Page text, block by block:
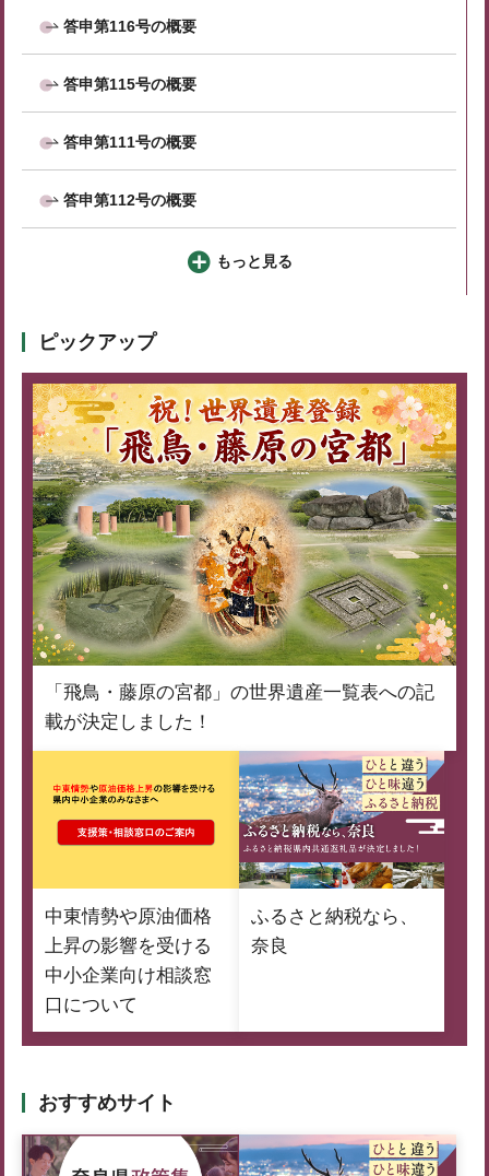
答申第116号の概要
答申第115号の概要
答申第111号の概要
答申第112号の概要
もっと見る
ピックアップ
「飛鳥・藤原の宮都」の世界遺産一覧表への記
載が決定しました！
中東情勢や原油価格
上昇の影響を受ける
中小企業向け相談窓
口について
ふるさと納税なら、
奈良
おすすめサイト